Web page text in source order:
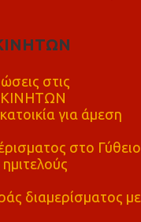
στις
για άμεση
στο Γύθειο
διαμερίσματος με